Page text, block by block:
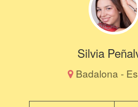
Silvia
Badalona -